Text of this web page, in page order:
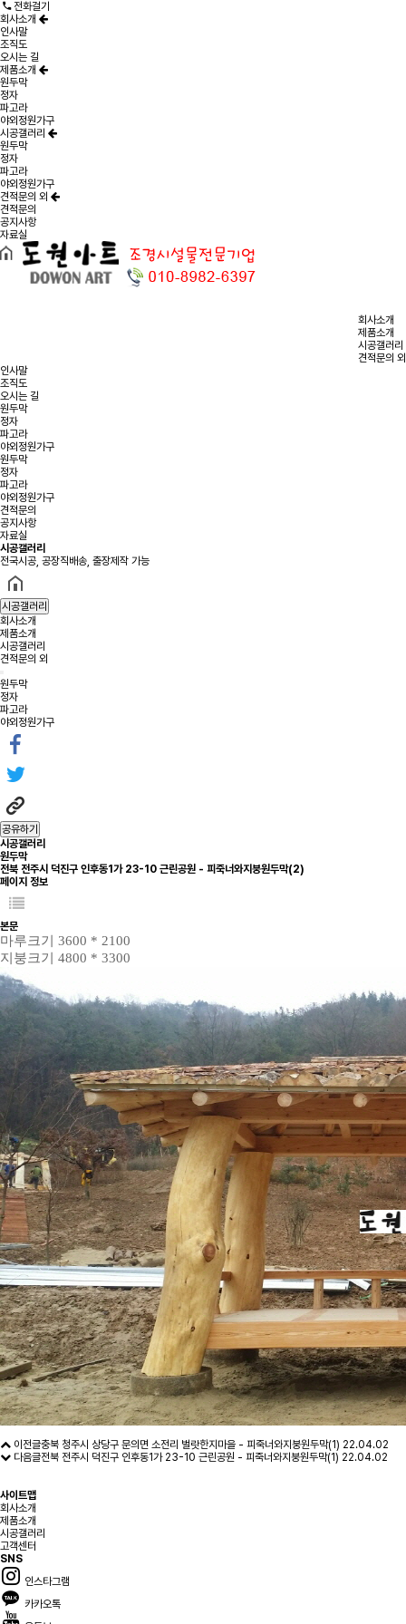
전화걸기
회사소개
인사말
조직도
오시는 길
제품소개
원두막
정자
파고라
야외정원가구
시공갤러리
원두막
정자
파고라
야외정원가구
견적문의 외
견적문의
공지사항
자료실
회사소개
제품소개
시공갤러리
견적문의 외
인사말
조직도
오시는 길
원두막
정자
파고라
야외정원가구
원두막
정자
파고라
야외정원가구
견적문의
공지사항
자료실
시공갤러리
전국시공, 공장직배송, 출장제작 가능
시공갤러리
회사소개
제품소개
시공갤러리
견적문의 외
원두막
정자
파고라
야외정원가구
공유하기
시공갤러리
원두막
전북 전주시 덕진구 인후동1가 23-10 근린공원 - 피죽너와지붕원두막(2)
페이지 정보
본문
마루크기 3600 * 2100
지붕크기 4800 * 3300
이전글충북 청주시 상당구 문의면 소전리 벌랏한지마을 - 피죽너와지붕원두막(1) 22.04.02
다음글전북 전주시 덕진구 인후동1가 23-10 근린공원 - 피죽너와지붕원두막(1) 22.04.02
사이트맵
회사소개
제품소개
시공갤러리
고객센터
SNS
인스타그램
카카오톡